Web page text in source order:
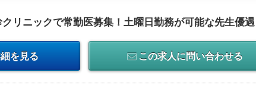
リニックで常勤医募集！土曜日勤務が可能な先生優遇
を見る この求人に問い合わせる